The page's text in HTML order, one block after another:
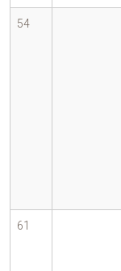
54
61